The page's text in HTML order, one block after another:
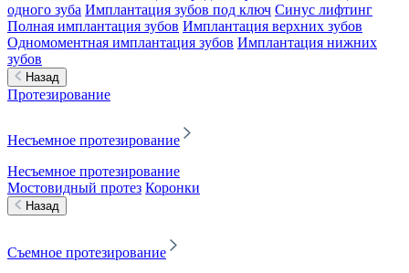
одного зуба Имплантация зубов под ключ Синус лифтинг
Полная имплантация зубов Имплантация верхних зубов
Одномоментная имплантация зубов Имплантация нижних
зубов
Назад
Протезирование
Несъемное протезирование
Несъемное протезирование
Мостовидный протез Коронки
Назад
Съемное протезирование